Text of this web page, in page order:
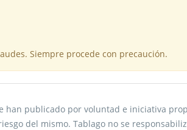
Siempre procede con precaución.
han publicado por voluntad e iniciativa
del mismo. Tablago no se